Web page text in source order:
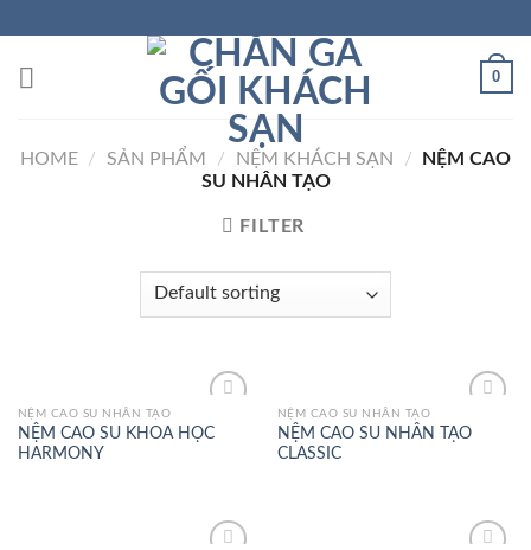
content
0
HOME / SẢN PHẨM / NỆM KHÁCH SẠN /
NỆM CAO
SU NHÂN TẠO
FILTER
Add to
Wishlist
NỆM CAO SU NHÂN TẠO
NỆM CAO SU KHOA HỌC
HARMONY
Add to
Wishlist
NỆM CAO SU NHÂN TẠO
NỆM CAO SU NHÂN TẠO
CLASSIC